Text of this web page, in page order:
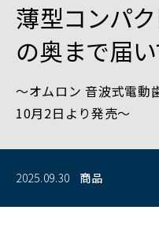
薄型コンパク
の奥まで届
～オムロン 音波式電動
10月2日より発売～
2025.09.30 商品